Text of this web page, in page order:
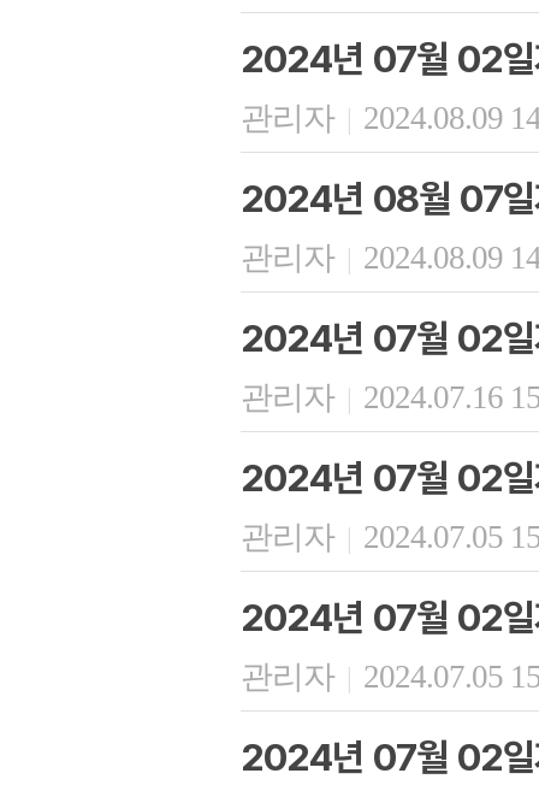
2024년 07월 02일
관리자 | 2024.08.09
2024년 08월 07일
관리자 | 2024.08.09
2024년 07월 02일
관리자 | 2024.07.16
2024년 07월 02일
관리자 | 2024.07.05
2024년 07월 02일
관리자 | 2024.07.05
2024년 07월 02일